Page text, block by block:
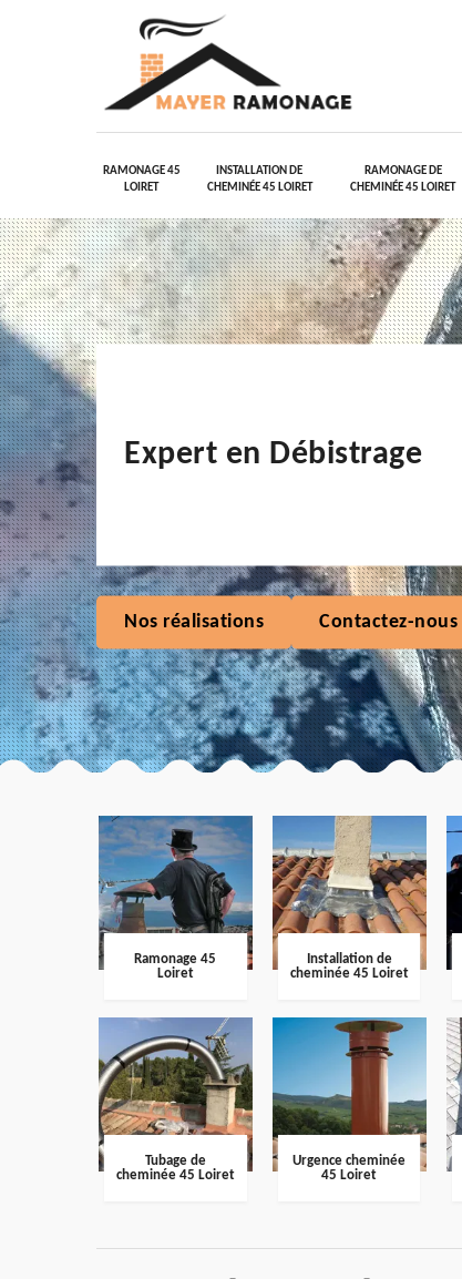
RAMONAGE 45
LOIRET
INSTALLATION DE
CHEMINÉE 45 LOIRET
RAMONAGE DE
CHEMINÉE 45 LOIRET
Expert en Débistrage
Nos réalisations Contactez-nous
Ramonage 45
Loiret
Installation de
cheminée 45 Loiret
Tubage de
cheminée 45 Loiret
Urgence cheminée
45 Loiret